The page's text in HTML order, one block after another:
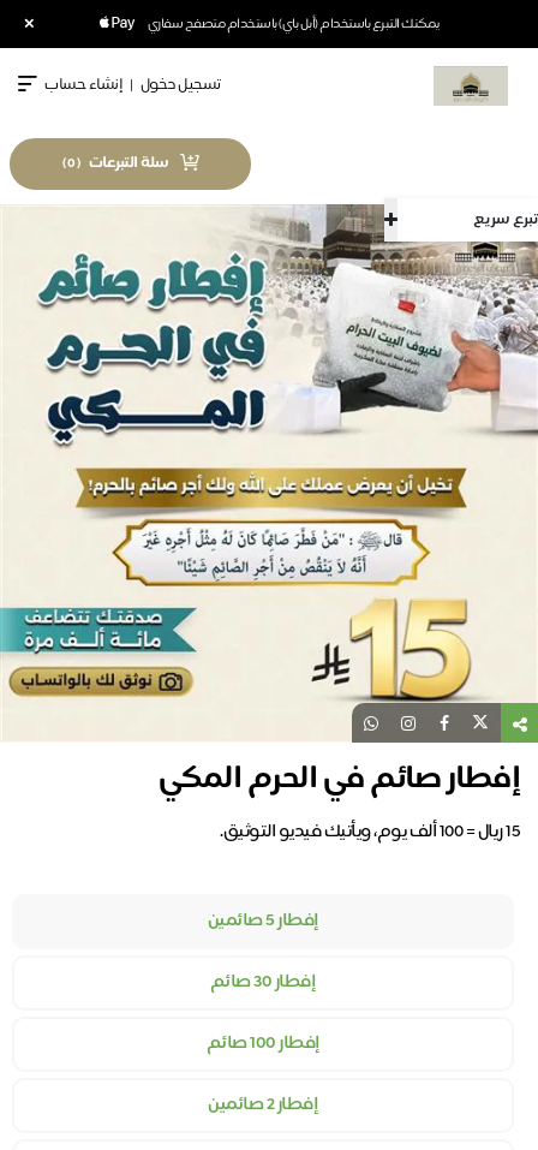
يمكنك التبرع باستخدام (أبل باي) باستخدام متصفح سفاري ×
تبرع سريع
تسجيل دخول | إنشاء حساب
سلة التبرعات (
0
)
إفطار صائم في الحرم المكي
إفطار 5 صائمين
إفطار 30 صائم
إفطار 100 صائم
إفطار 2 صائمين